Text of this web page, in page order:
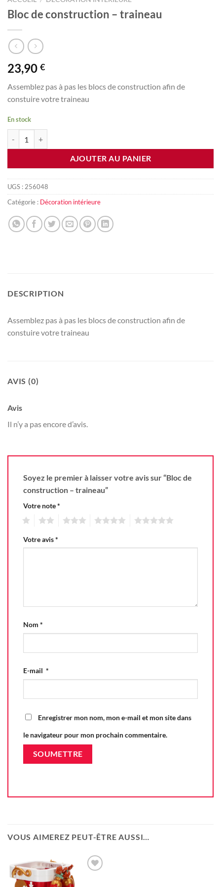
Bloc de construction – traineau
23,90 €
Assemblez pas à pas les blocs de construction afin de
constuire votre traineau
En stock
AJOUTER AU PANIER
UGS :256048
Catégorie : Décoration intérieure
DESCRIPTION
Assemblez pas à pas les blocs de construction afin de
constuire votre traineau
AVIS (0)
Avis
Il n’y a pas encore d’avis.
Soyez le premier à laisser votre avis sur “Bloc de
construction – traineau”
Votre note*
Votre avis*
Nom *
E-mail *
Enregistrer mon nom, mon e-mail et mon site dans
le navigateur pour mon prochain commentaire.
VOUS AIMEREZ PEUT-ÊTRE AUSSI…